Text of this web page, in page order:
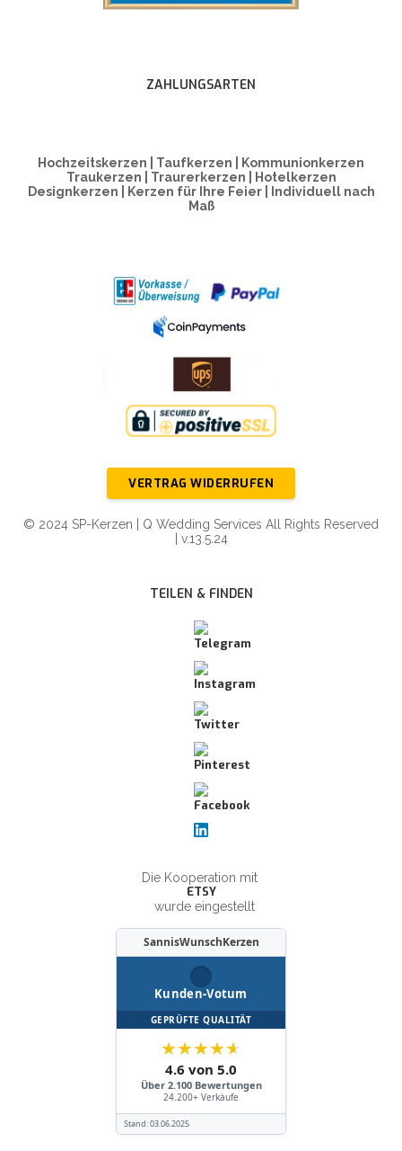
ZAHLUNGSARTEN
Hochzeitskerzen | Taufkerzen | Kommunionkerzen
Traukerzen | Traurerkerzen | Hotelkerzen
Designkerzen | Kerzen für Ihre Feier | Individuell nach
Maß
VERTRAG WIDERRUFEN
© 2024 SP-Kerzen | Q Wedding Services All Rights Reserved
| v.13.5.24
TEILEN & FINDEN
Die Kooperation mit
ETSY
wurde eingestellt
SannisWunschKerzen
Kunden-Votum
GEPRÜFTE QUALITÄT
★★★★★
4.6 von 5.0
Über 2.100 Bewertungen
24.200+ Verkäufe
Stand:03.06.2025